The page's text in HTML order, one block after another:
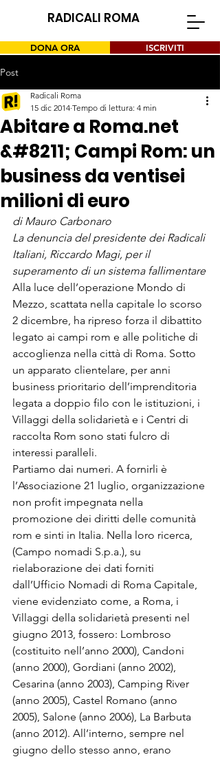
RADICALI ROMA
DONA ORA ISCRIVITI
Post
Abitare a Roma.net
&#8211; Campi Rom: un
business da ventisei
milioni di euro
Radicali Roma
15 dic 2014 Tempo di lettura: 4 min
di Mauro Carbonaro
La denuncia del presidente dei Radicali
Italiani, Riccardo Magi, per il
superamento di un sistema fallimentare
Alla luce dell’operazione Mondo di
Mezzo, scattata nella capitale lo scorso
2 dicembre, ha ripreso forza il dibattito
legato ai campi rom e alle politiche di
accoglienza nella città di Roma. Sotto
un apparato clientelare, per anni
business prioritario dell’imprenditoria
legata a doppio filo con le istituzioni, i
Villaggi della solidarietà e i Centri di
raccolta Rom sono stati fulcro di
interessi paralleli.
Partiamo dai numeri. A fornirli è
l’Associazione 21 luglio, organizzazione
non profit impegnata nella
promozione dei diritti delle comunità
rom e sinti in Italia. Nella loro ricerca,
(Campo nomadi S.p.a.), su
rielaborazione dei dati forniti
dall’Ufficio Nomadi di Roma Capitale,
viene evidenziato come, a Roma, i
Villaggi della solidarietà presenti nel
giugno 2013, fossero: Lombroso
(costituito nell’anno 2000), Candoni
(anno 2000), Gordiani (anno 2002),
Cesarina (anno 2003), Camping River
(anno 2005), Castel Romano (anno
2005), Salone (anno 2006), La Barbuta
(anno 2012). All’interno, sempre nel
giugno dello stesso anno, erano